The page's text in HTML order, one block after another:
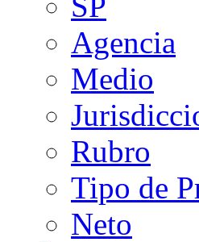
Agencia
Medio
Rubro
Tipo de
Neto